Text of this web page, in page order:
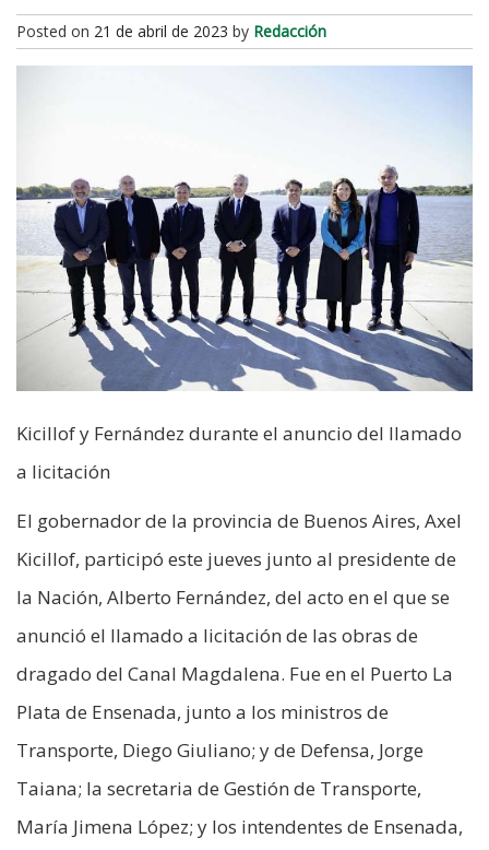
Posted on 21 de abril de 2023 by Redacción
Kicillof y Fernández durante el anuncio del llamado
a licitación
El gobernador de la provincia de Buenos Aires, Axel
Kicillof, participó este jueves junto al presidente de
la Nación, Alberto Fernández, del acto en el que se
anunció el llamado a licitación de las obras de
dragado del Canal Magdalena. Fue en el Puerto La
Plata de Ensenada, junto a los ministros de
Transporte, Diego Giuliano; y de Defensa, Jorge
Taiana; la secretaria de Gestión de Transporte,
María Jimena López; y los intendentes de Ensenada,